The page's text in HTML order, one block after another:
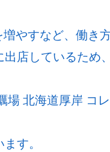
やすなど、働き
店しているため
北海道厚岸 コレ
す。